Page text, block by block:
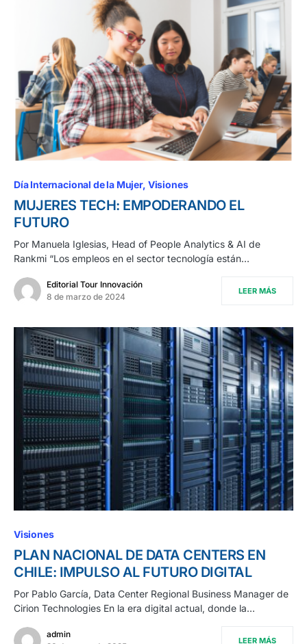
Día Internacional de la Mujer Visiones
MUJERES TECH: EMPODERANDO EL
FUTURO
Por Manuela Iglesias, Head of People Analytics & AI de
Rankmi “Los empleos en el sector tecnología están…
Editorial Tour Innovación
8 de marzo de 2024
LEER MÁS
Visiones
PLAN NACIONAL DE DATA CENTERS EN
CHILE: IMPULSO AL FUTURO DIGITAL
Por Pablo García, Data Center Regional Business Manager de
Cirion Technologies En la era digital actual, donde la…
admin
LEER MÁS